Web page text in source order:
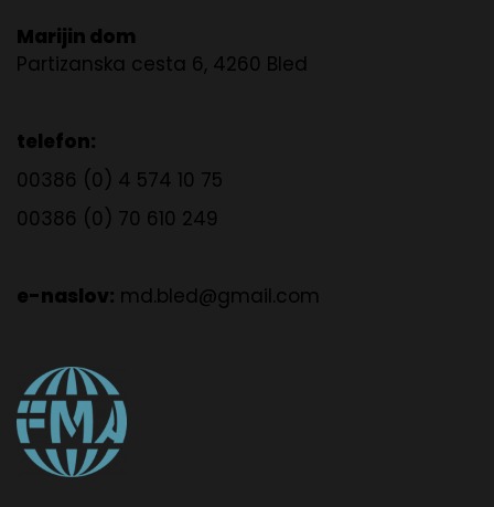
Marijin dom
Partizanska cesta 6, 4260 Bled
telefon:
00386 (0) 4 574 10 75
00386 (0) 70 610 249
e-naslov: md.bled@gmail.com